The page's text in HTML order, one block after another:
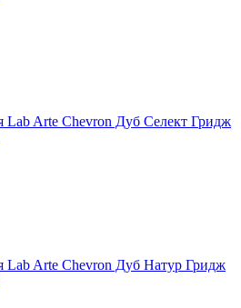
Lab Arte Chevron Дуб Селект Гридж
Lab Arte Chevron Дуб Натур Гридж